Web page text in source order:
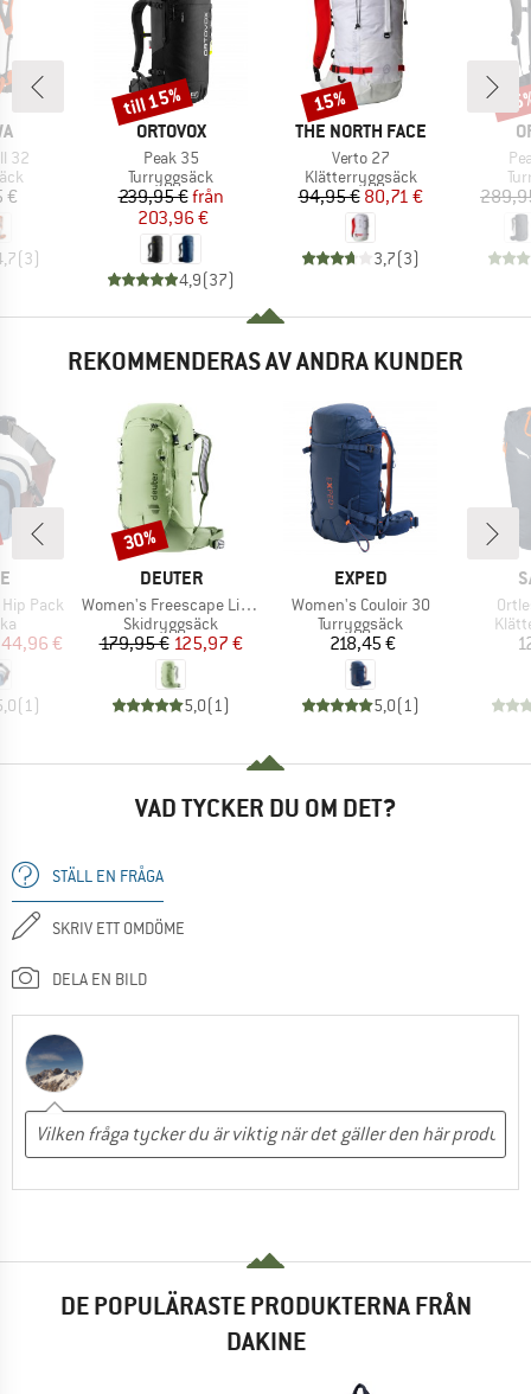
32
€
(3)
VARUMÄRKE
ORTOVOX
Produkter
Peak 35
Produktgrupp
Turryggsäck
Pris
239,95 €Reducerat pris
från
203,96 €
4,9(37)
Rabatt
till 15%
VARUMÄRKE
THE NORTH FACE
Produkter
Verto 27
Produktgrupp
Klätterryggsäck
Pris
94,95 €Reducerat pris
80,71 €
3,7(3)
Rabatt
15%
REKOMMENDERAS AV ANDRA KUNDER
Pack
pris
44,96 €
(1)
VARUMÄRKE
DEUTER
Produkter
Women's Freescape Lite 24 SL
Produktgrupp
Skidryggsäck
Pris
179,95 €Reducerat pris
125,97 €
5,0(1)
Rabatt
30%
VARUMÄRKE
EXPED
Produkter
Women's Couloir 30
Produktgrupp
Turryggsäck
Pris
218,45 €
5,0(1)
VAD TYCKER DU OM DET?
STÄLL EN FRÅGA
SKRIV ETT OMDÖME
DELA EN BILD
DE POPULÄRASTE PRODUKTERNA FRÅN
DAKINE